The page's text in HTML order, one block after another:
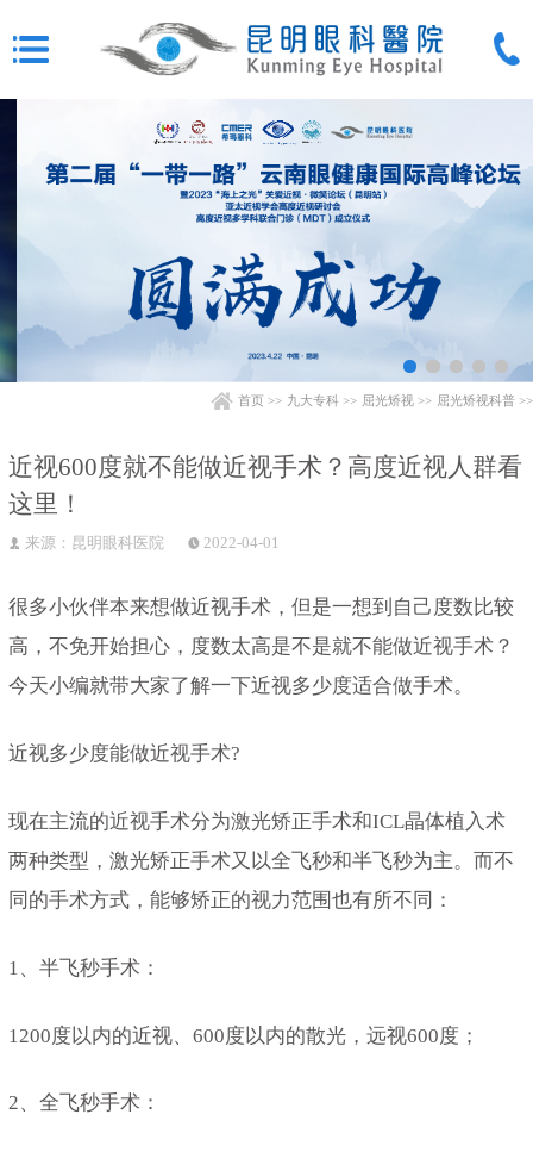
首页 >> 九大专科 >> 屈光矫视 >> 屈光矫视科普 >>
近视600度就不能做近视手术？高度近视人群看
这里！
来源：昆明眼科医院 2022-04-01
很多小伙伴本来想做近视手术，但是一想到自己度数比较
高，不免开始担心，度数太高是不是就不能做近视手术？
今天小编就带大家了解一下近视多少度适合做手术。
近视多少度能做近视手术?
现在主流的近视手术分为激光矫正手术和ICL晶体植入术
两种类型，激光矫正手术又以全飞秒和半飞秒为主。而不
同的手术方式，能够矫正的视力范围也有所不同：
1、半飞秒手术：
1200度以内的近视、600度以内的散光，远视600度；
2、全飞秒手术：